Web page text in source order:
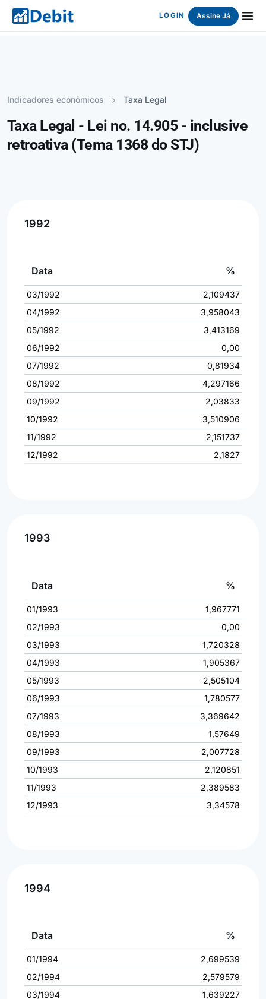
LOGIN Assine Já
Indicadores econômicos Taxa Legal
Taxa Legal - Lei no. 14.905 - inclusive
retroativa (Tema 1368 do STJ)
1992
Data %
03/1992
2,109437
04/1992
3,958043
05/1992
3,413169
06/1992
0,00
07/1992
0,81934
08/1992
4,297166
09/1992
2,03833
10/1992
3,510906
11/1992
2,151737
12/1992
2,1827
1993
Data %
01/1993
1,967771
02/1993
0,00
03/1993
1,720328
04/1993
1,905367
05/1993
2,505104
06/1993
1,780577
07/1993
3,369642
08/1993
1,57649
09/1993
2,007728
10/1993
2,120851
11/1993
2,389583
12/1993
3,34578
1994
Data %
01/1994
2,699539
02/1994
2,579579
03/1994
1,639227